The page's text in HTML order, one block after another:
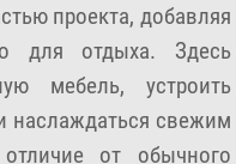
проекта, добавляя
для отдыха. Здесь
мебель, устроить
наслаждаться свежим
от обычного